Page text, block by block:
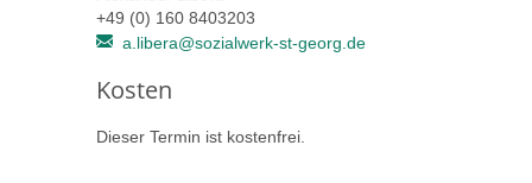
+49 (0) 160 8403203
a.libera@sozialwerk-st-georg.de
Kosten
Dieser Termin ist kostenfrei.